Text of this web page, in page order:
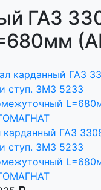
ГАЗ
карданный ГАЗ
ступ. ЗМЗ 5233